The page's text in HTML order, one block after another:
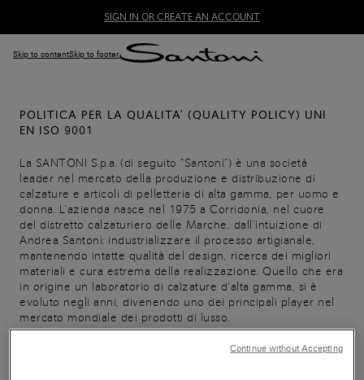
SIGN IN OR CREATE AN ACCOUNT
Skip to contentSkip to footer
POLITICA PER LA QUALITA' (QUALITY POLICY) UNI
EN ISO 9001
La SANTONI S.p.a. (di seguito “Santoni”) è una società
leader nel mercato della produzione e distribuzione di
calzature e articoli di pelletteria di alta gamma, per uomo e
donna. L’azienda nasce nel 1975 a Corridonia, nel cuore
del distretto calzaturiero delle Marche, dall’intuizione di
Andrea Santoni: industrializzare il processo artigianale,
mantenendo intatte qualità del design, ricerca dei migliori
materiali e cura estrema della realizzazione. Quello che era
in origine un laboratorio di calzature d’alta gamma, si è
evoluto negli anni, divenendo uno dei principali player nel
mercato mondiale dei prodotti di lusso.
La Qualità è da sempre per Santoni un valoreContinue without Accepting